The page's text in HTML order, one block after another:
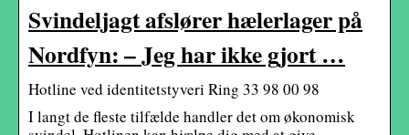
Svindeljagt afslører hælerlager på
Nordfyn: – Jeg har ikke gjort …
Hotline ved identitetstyveri Ring 33 98 00 98
I langt de fleste tilfælde handler det om økonomisk